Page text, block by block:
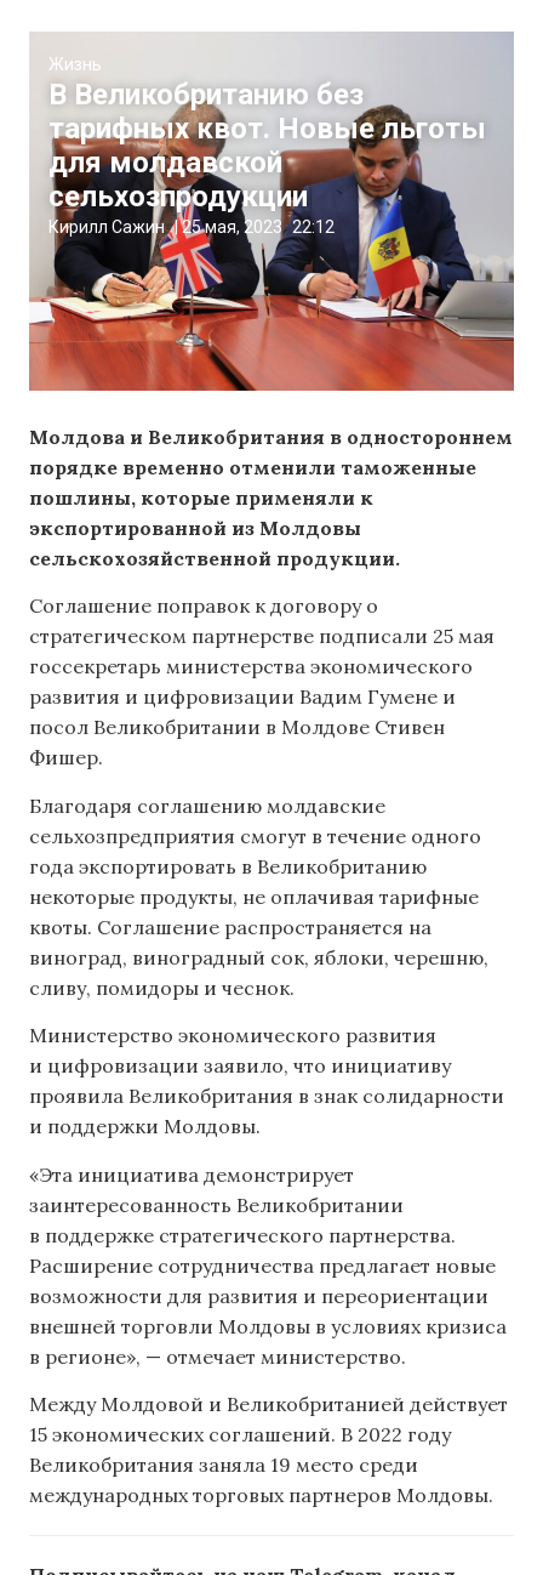
Жизнь
В Великобританию без
тарифных квот. Новые льготы
для молдавской
сельхозпродукции
Кирилл Сажин |25 мая, 2023 22:12
Молдова и Великобритания в одностороннем
порядке временно отменили таможенные
пошлины, которые применяли к
экспортированной из Молдовы
сельскохозяйственной продукции.
Соглашение поправок к договору о
стратегическом партнерстве подписали 25 мая
госсекретарь министерства экономического
развития и цифровизации Вадим Гумене и
посол Великобритании в Молдове Стивен
Фишер.
Благодаря соглашению молдавские
сельхозпредприятия смогут в течение одного
года экспортировать в Великобританию
некоторые продукты, не оплачивая тарифные
квоты. Соглашение распространяется на
виноград, виноградный сок, яблоки, черешню,
сливу, помидоры и чеснок.
Министерство экономического развития
и цифровизации заявило, что инициативу
проявила Великобритания в знак солидарности
и поддержки Молдовы.
«Эта инициатива демонстрирует
заинтересованность Великобритании
в поддержке стратегического партнерства.
Расширение сотрудничества предлагает новые
возможности для развития и переориентации
внешней торговли Молдовы в условиях кризиса
в регионе», — отмечает министерство.
Между Молдовой и Великобританией действует
15 экономических соглашений. В 2022 году
Великобритания заняла 19 место среди
международных торговых партнеров Молдовы.